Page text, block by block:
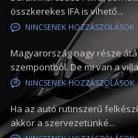
összkerekes IFA is vihető...
NINCSENEK HOZZÁSZÓLÁSOK
Magyarország nagy része
szempontból. De mi van a
NINCSENEK HOZZÁSZÓLÁSOK
Ha az autó rutinszerű
akkor a szervezetünké...